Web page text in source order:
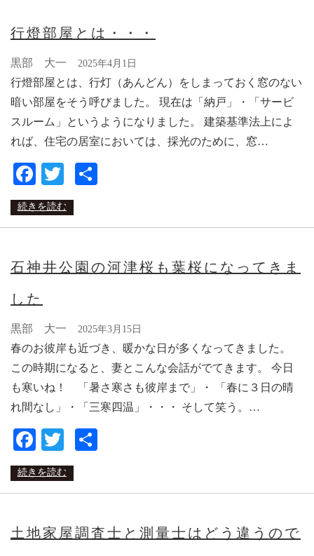
行燈部屋とは・・・
黒部 大一 2025年4月1日
行燈部屋とは、行灯（あんどん）をしまっておく窓のない
暗い部屋をそう呼びました。 現在は「納戸」・「サービ
スルーム」というようになりました。 建築基準法上によ
れば、住宅の居室においては、採光のために、窓…
Facebook
Twitter
続きを読む
石神井公園の河津桜も葉桜になってきま
した
黒部 大一 2025年3月15日
春のお彼岸も近づき、暖かな日が多くなってきました。
この時期になると、妻とこんな会話がでてきます。 今日
も寒いね！ 「暑さ寒さも彼岸まで」・ 「春に３日の晴
れ間なし」・「三寒四温」・・・ そして笑う。…
Facebook
Twitter
続きを読む
土地家屋調査士と測量士はどう違うので